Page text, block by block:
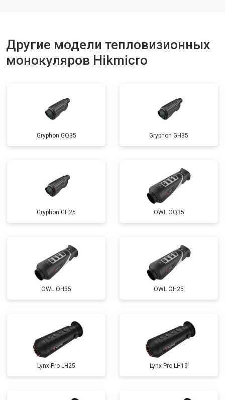
Другие модели тепловизионных
монокуляров Hikmicro
Gryphon GQ35 Gryphon GH35
Gryphon GH25 OWL OQ35
OWL OH35 OWL OH25
Lynx Pro LH25 Lynx Pro LH19